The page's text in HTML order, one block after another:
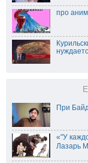
про
При
«"У
Лазарь